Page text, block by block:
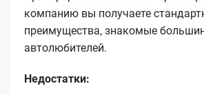
компанию вы получаете
преимущества, знакомые
автолюбителей.
Недостатки: